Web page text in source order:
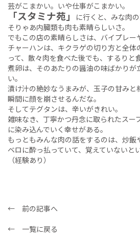
芸がこまかい。いや仕事がこまかい。
「スタミナ苑」
に行くと、みな肉
そりゃあ内臓類も肉も素晴らしいさ。
でもこの店の素晴らしさは、バイプレー
チャーハンは、キクラゲの切り方と全体
って、散々肉を食べた後でも、するりと
煮卵は、そのあたりの醤油の味ばかりが
い。
漬け汁の絶妙なうまみが、玉子の甘みと
瞬間に顔を崩させるんだな。
そしてテグタンは、辛いがきれい。
雑味なき、丁寧かつ丹念に取られたスー
に染み込んでいく幸せがある。
もっともみんな肉の話をするのは、炒飯
ベロに酔っ払っていて、覚えていないと
（経験あり）
← 前の記事へ
← 一覧に戻る